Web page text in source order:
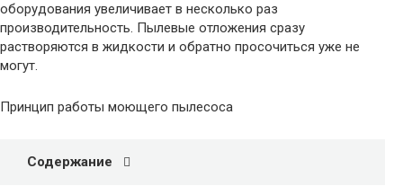
оборудования увеличивает в несколько раз
производительность. Пылевые отложения сразу
растворяются в жидкости и обратно просочиться уже не
могут.
Принцип работы моющего пылесоса
Содержание